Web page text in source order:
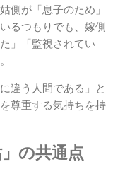
側が「息子のため」
るつもりでも、嫁側
」「監視されてい
違う人間である」と
尊重する気持ちを持
の共通点